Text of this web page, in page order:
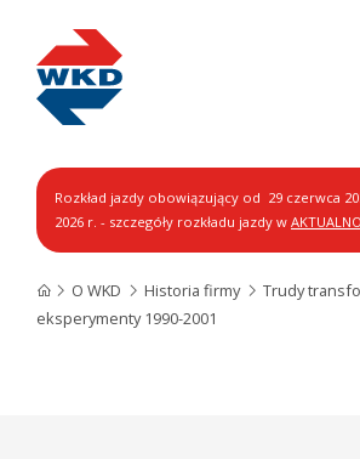
Rozkład jazdy obowiązujący od 29 czerwca
2026 r. - szczegóły rozkładu jazdy w
O WKD Historia firmy
Trudy
eksperymenty 1990-2001